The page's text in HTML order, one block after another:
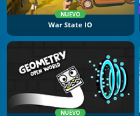
NUEVO
War State IO
NUEVO